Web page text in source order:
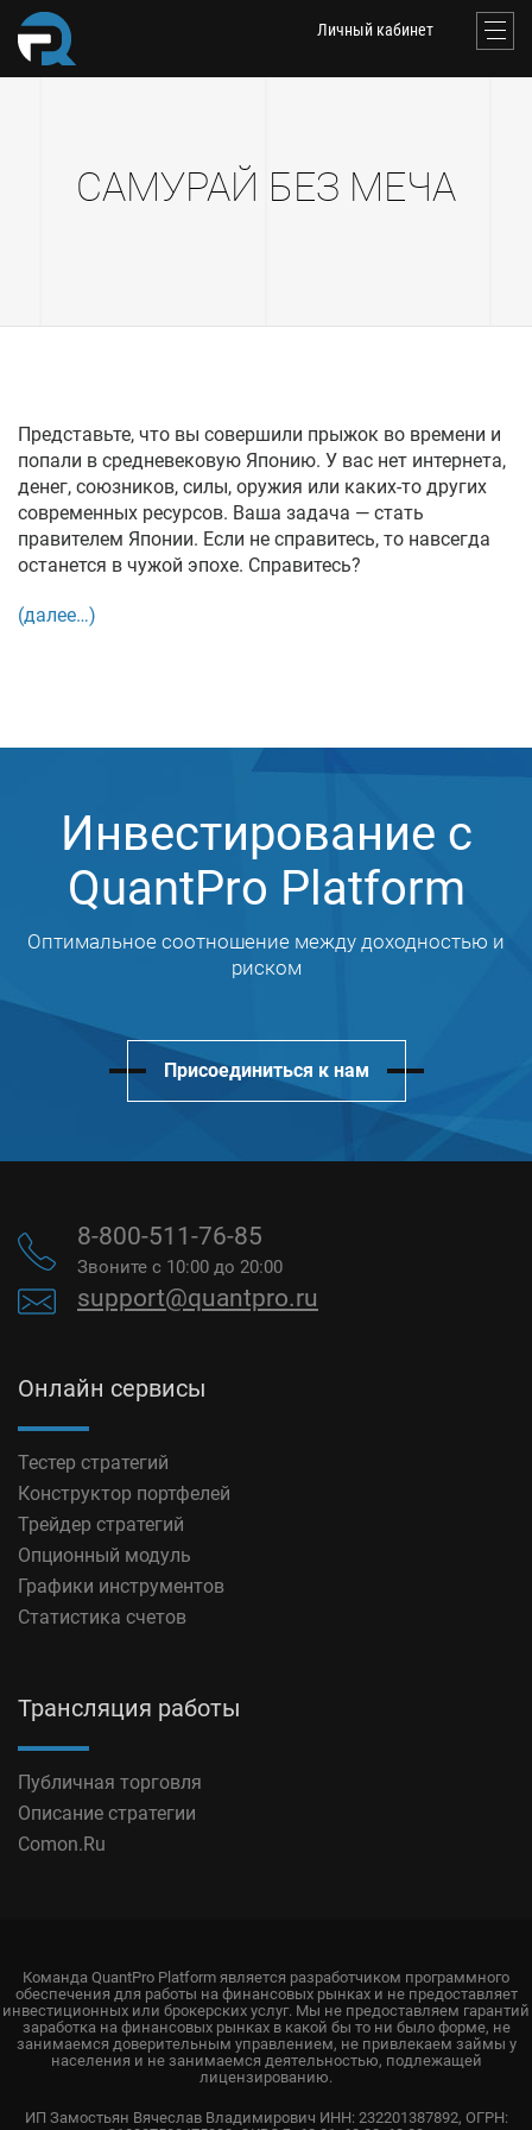
Личный кабинет
САМУРАЙ БЕЗ МЕЧА
Представьте, что вы совершили прыжок во времени и
попали в средневековую Японию. У вас нет интернета,
денег, союзников, силы, оружия или каких-то других
современных ресурсов. Ваша задача — стать
правителем Японии. Если не справитесь, то навсегда
останется в чужой эпохе. Справитесь?
(далее…)
Инвестирование с
QuantPro Platform
Оптимальное соотношение между доходностью и
риском
Присоединиться к нам
8-800-511-76-85
Звоните с 10:00 до 20:00
support@quantpro.ru
Онлайн сервисы
Тестер стратегий
Конструктор портфелей
Трейдер стратегий
Опционный модуль
Графики инструментов
Статистика счетов
Трансляция работы
Публичная торговля
Описание стратегии
Comon.Ru
Команда QuantPro Platform является разработчиком программного
обеспечения для работы на финансовых рынках и не предоставляет
инвестиционных или брокерских услуг. Мы не предоставляем гарантий
заработка на финансовых рынках в какой бы то ни было форме, не
занимаемся доверительным управлением, не привлекаем займы у
населения и не занимаемся деятельностью, подлежащей
лицензированию.
ИП Замостьян Вячеслав Владимирович ИНН: 232201387892, ОГРН: